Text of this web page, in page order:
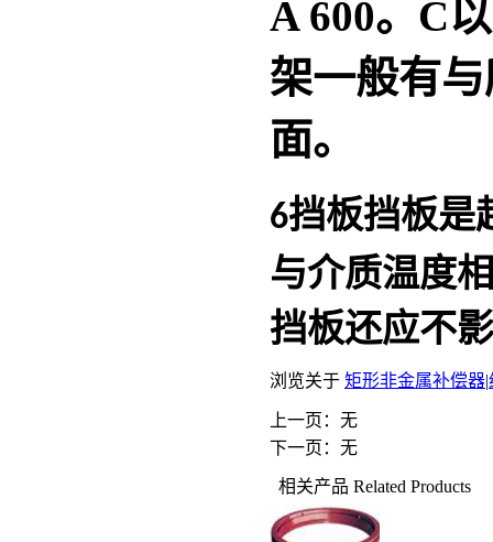
A 600。 C
架一般有
面。
6挡板挡板是
与介质温度
挡板还应不
浏览关于 矩形非金属补偿器|
上一页：无
下一页：无
相关产品 Related Products